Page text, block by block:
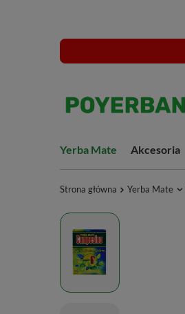
Yerba Mate Akcesoria
Strona główna Yerba Mate